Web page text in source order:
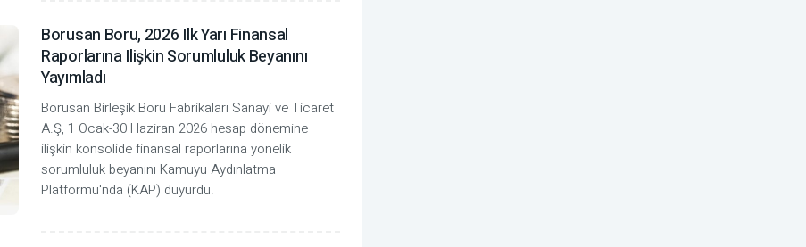
Borusan Boru, 2026 Ilk Yarı Finansal
Raporlarına Ilişkin Sorumluluk Beyanını
Yayımladı
Borusan Birleşik Boru Fabrikaları Sanayi ve Ticaret
A.Ş, 1 Ocak-30 Haziran 2026 hesap dönemine
ilişkin konsolide finansal raporlarına yönelik
sorumluluk beyanını Kamuyu Aydınlatma
Platformu'nda (KAP) duyurdu.